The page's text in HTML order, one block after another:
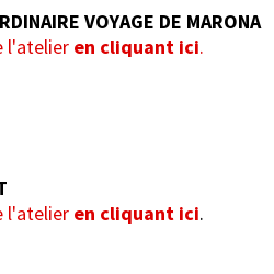
VOYAGE DE MARONA
l'atelier en cliquant ici.
l'atelier en cliquant ici.